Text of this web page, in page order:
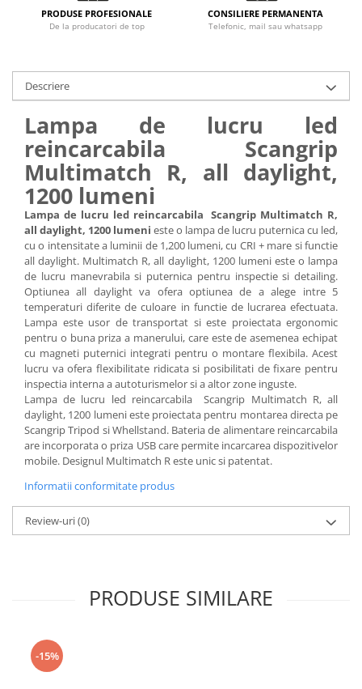
PRODUSE PROFESIONALE
De la producatori de top
CONSILIERE PERMANENTA
Telefonic, mail sau whatsapp
Descriere
Lampa de lucru led
reincarcabila Scangrip
Multimatch R, all daylight,
1200 lumeni
Lampa de lucru led reincarcabila Scangrip Multimatch R,
all daylight, 1200 lumeni este o lampa de lucru puternica cu led,
cu o intensitate a luminii de 1,200 lumeni, cu CRI + mare si functie
all daylight. Multimatch R, all daylight, 1200 lumeni este o lampa
de lucru manevrabila si puternica pentru inspectie si detailing.
Optiunea all daylight va ofera optiunea de a alege intre 5
temperaturi diferite de culoare in functie de lucrarea efectuata.
Lampa este usor de transportat si este proiectata ergonomic
pentru o buna priza a manerului, care este de asemenea echipat
cu magneti puternici integrati pentru o montare flexibila. Acest
lucru va ofera flexibilitate ridicata si posibilitati de fixare pentru
inspectia interna a autoturismelor si a altor zone inguste.
Lampa de lucru led reincarcabila Scangrip Multimatch R, all
daylight, 1200 lumeni este proiectata pentru montarea directa pe
Scangrip Tripod si Whellstand. Bateria de alimentare reincarcabila
are incorporata o priza USB care permite incarcarea dispozitivelor
mobile. Designul Multimatch R este unic si patentat.
Informatii conformitate produs
Review-uri(0)
PRODUSE SIMILARE
-15%